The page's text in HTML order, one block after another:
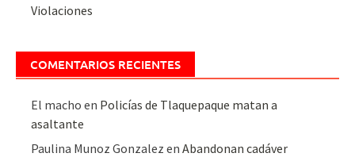
Violaciones
COMENTARIOS RECIENTES
El macho en Policías de Tlaquepaque matan a
asaltante
Paulina Munoz Gonzalez enAbandonan cadáver